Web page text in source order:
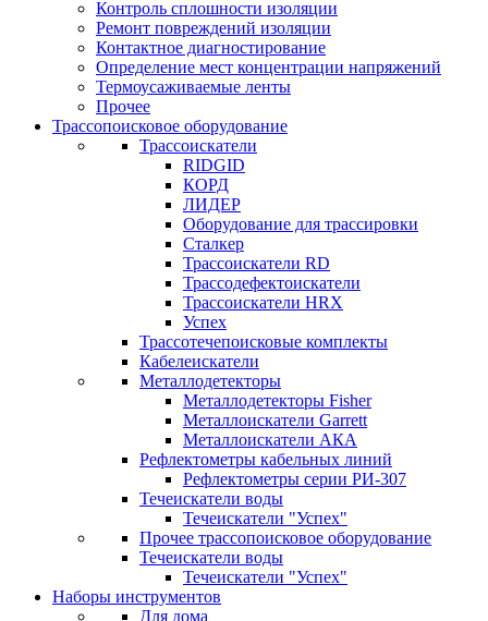
Контроль сплошности изоляции
Ремонт повреждений изоляции
Контактное диагностирование
Определение мест концентрации напряжений
Термоусаживаемые ленты
Прочее
Трассопоисковое оборудование
Трассоискатели
RIDGID
КОРД
ЛИДЕР
Оборудование для трассировки
Сталкер
Трасcоискатели RD
Трассодефектоискатели
Трассоискатели HRX
Успех
Трассотечепоисковые комплекты
Кабелеискатели
Металлодетекторы
Металлодетекторы Fisher
Металлоискатели Garrett
Металлоискатели АКА
Рефлектометры кабельных линий
Рефлектометры серии РИ-307
Течеискатели воды
Течеискатели "Успех"
Прочее трассопоисковое оборудование
Течеискатели воды
Течеискатели "Успех"
Наборы инструментов
Для дома